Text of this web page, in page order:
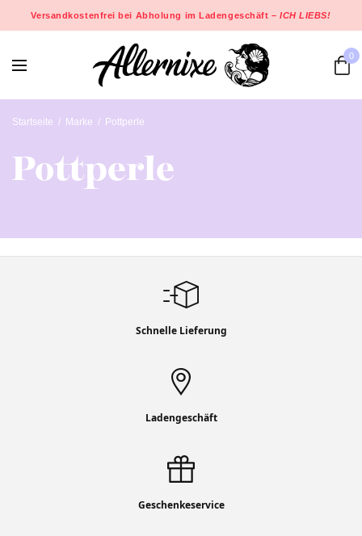
Versandkostenfrei bei Abholung im Ladengeschäft –ICH LIEBS!
0
Startseite / Marke / Pottperle
Pottperle
Schnelle Lieferung
Ladengeschäft
Geschenkeservice